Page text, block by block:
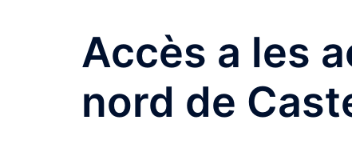
Accès a les
nord de